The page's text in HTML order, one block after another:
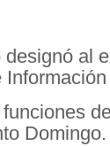
al
Domingo.